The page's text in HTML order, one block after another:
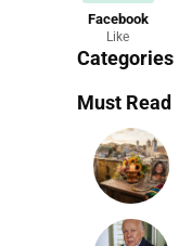
Facebook
Like
Categories
Must Read